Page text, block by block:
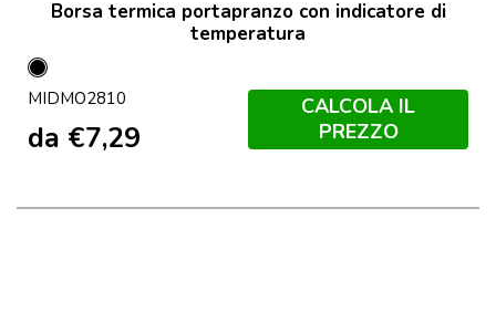
Borsa termica portapranzo con indicatore di
temperatura
Nero
MIDMO2810
da €7,29
CALCOLA IL
PREZZO